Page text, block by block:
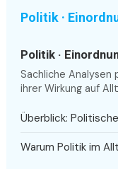
Politik ·
Politik ·
Sachliche Analysen
ihrer Wirkung auf
Überblick:
Warum Politik im